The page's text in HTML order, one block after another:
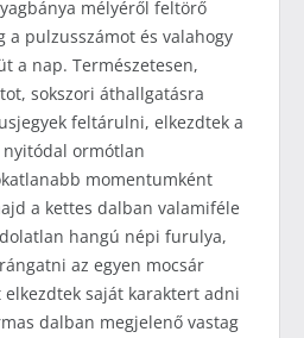
mélyéről feltörő
a pulzusszámot és valahogy
a nap. Természetesen,
sokszori áthallgatásra
feltárulni, elkezdtek a
ormótlan
momentumként
a kettes dalban valamiféle
hangú népi furulya,
az egyen mocsár
saját karaktert adni
dalban megjelenő vastag